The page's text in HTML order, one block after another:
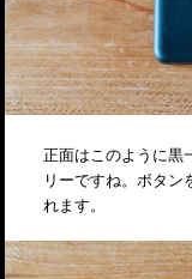
正面はこのように黒
リーですね。ボタン
れます。